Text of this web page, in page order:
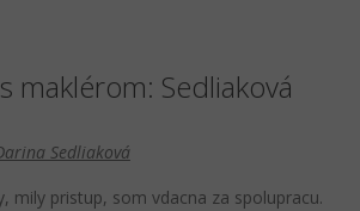
maklérom: Sedliaková
Sedliaková
mily pristup, som vdacna za spolupracu.